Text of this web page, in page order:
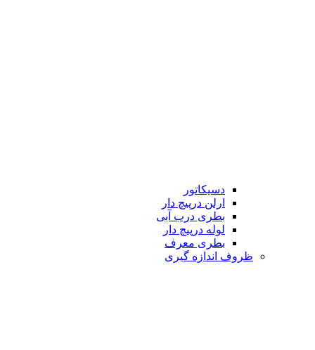
دسیکاتور
ارلن درپیچ دار
بطری درب آبی
لوله درپیچ دار
بطری معرف
ظروف اندازه گیری